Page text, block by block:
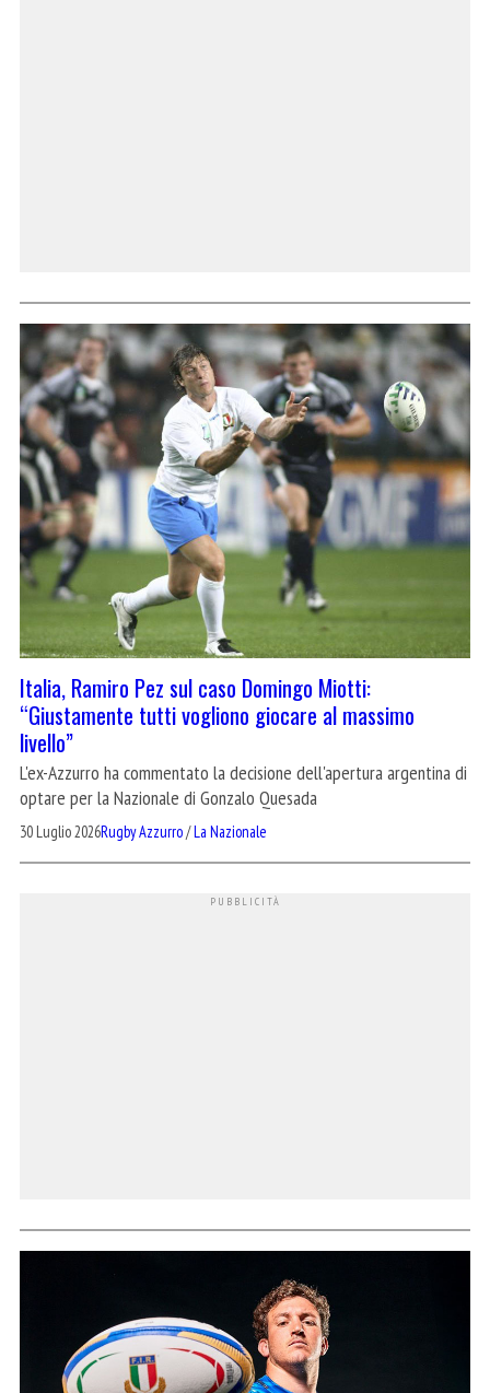
Italia, Ramiro Pez sul caso Domingo Miotti:
“Giustamente tutti vogliono giocare al massimo
livello”
L'ex-Azzurro ha commentato la decisione dell'apertura argentina di
optare per la Nazionale di Gonzalo Quesada
30 Luglio 2026Rugby Azzurro/La Nazionale